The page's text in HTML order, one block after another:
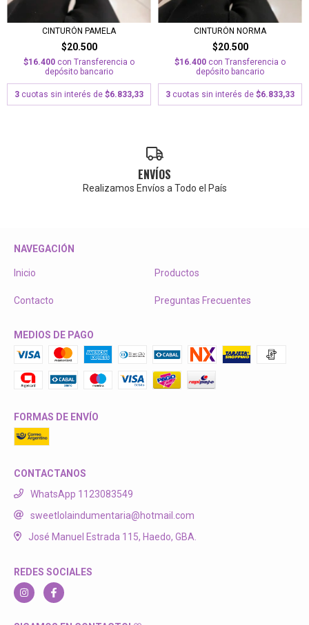
CINTURÓN PAMELA
$20.500
$16.400 con Transferencia o
depósito bancario
3 cuotas sin interés de $6.833,33
CINTURÓN NORMA
$20.500
$16.400 con Transferencia o
depósito bancario
3 cuotas sin interés de $6.833,33
ENVÍOS
Realizamos Envíos a Todo el País
NAVEGACIÓN
Inicio Productos
Contacto Preguntas Frecuentes
MEDIOS DE PAGO
FORMAS DE ENVÍO
CONTACTANOS
WhatsApp 1123083549
sweetlolaindumentaria@hotmail.com
José Manuel Estrada 115, Haedo, GBA.
REDES SOCIALES